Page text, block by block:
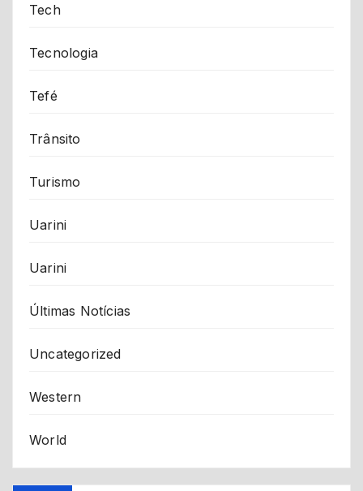
Tech
Tecnologia
Tefé
Trânsito
Turismo
Uarini
Uarini
Últimas Notícias
Uncategorized
Western
World